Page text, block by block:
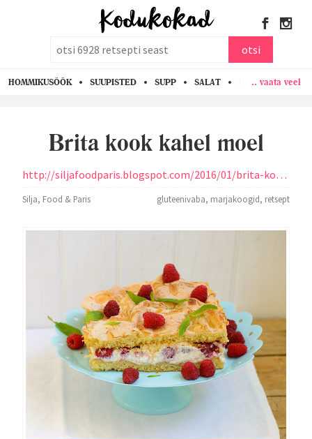
otsi
HOMMIKUSÖÖK SUUPISTED SUPP SALAT PASTA KANA
.. vaata veel
Brita kook kahel moel
http://siljafoodparis.blogspot.com/2016/01/brita-kook-kahel-moel-klassikaline-ja.html
Silja, Food & Paris gluteenivaba, marjakoogid, retsept